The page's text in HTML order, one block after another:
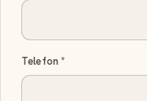
Telefon *